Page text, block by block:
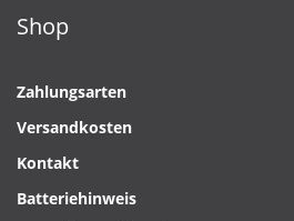
Shop
Zahlungsarten
Versandkosten
Kontakt
Batteriehinweis